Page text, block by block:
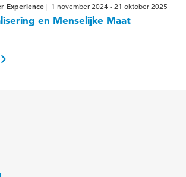
Experience
1 november 2024 - 21 oktober 2025
en Menselijke Maat